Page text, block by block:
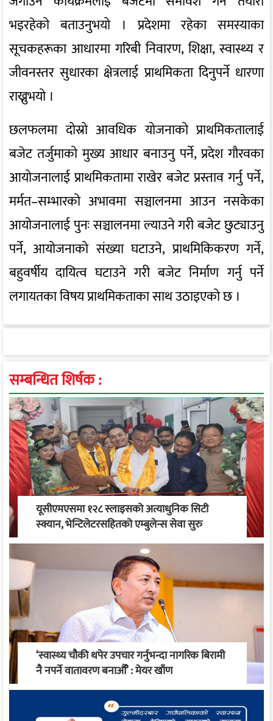
भइरहेको बताउनुभयो । प्रदेशमा रहेका समस्याका
सूचकहरूका आधारमा गरिबी निवारण, शिक्षा, स्वास्थ्य र
जीवनस्तर सुधारका क्षेत्रलाई प्राथमिकता दिनुपर्ने धारणा
राख्नुभयो ।
छलफलमा दोस्रो आवधिक योजनाको प्राथमिकतालाई
बजेट तर्जुमाको मुख्य आधार बनाउनु पर्ने, प्रदेश गौरवका
आयोजनालाई प्राथमिकतामा राखेर बजेट प्रस्ताव गर्नु पर्ने,
मर्मत–सम्भारको अभावमा सञ्चालनमा आउन नसकेका
आयोजनालाई पुनः सञ्चालनमा ल्याउने गरी बजेट छुट्याउनु
पर्ने, आयोजनाको संख्या घटाउने, प्राथमिकिकरण गर्ने,
बहुवर्षीय दायित्व घटाउने गरी बजेट निर्माण गर्नु पर्ने
लगायतका विषय प्राथमिकताका साथ उठाइएको छ ।
सम्बन्धित शिर्षक :
यूसीएमएसमा १२८ स्लाइसको अत्याधुनिक सिटी
स्क्यान, भेन्टिलेटरसहितको एम्बुलेन्स सेवा सुरु
‘स्वास्थ्य चौकी थपेर उपचार गर्नुभन्दा नागरिक बिरामी
नै नपर्ने वातावरण बनाऔँ’ : मेयर खाँण